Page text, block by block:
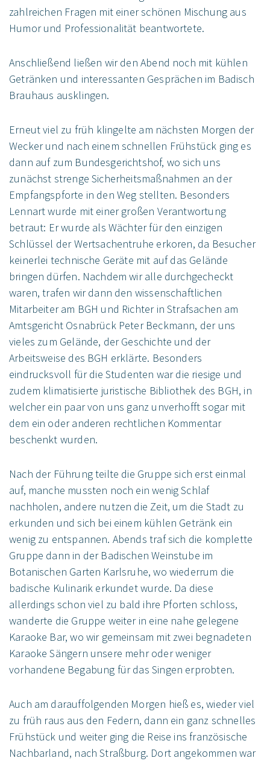
zahlreichen Fragen mit einer schönen Mischung aus
Humor und Professionalität beantwortete.
Anschließend ließen wir den Abend noch mit kühlen
Getränken und interessanten Gesprächen im Badisch
Brauhaus ausklingen.
Erneut viel zu früh klingelte am nächsten Morgen der
Wecker und nach einem schnellen Frühstück ging es
dann auf zum Bundesgerichtshof, wo sich uns
zunächst strenge Sicherheitsmaßnahmen an der
Empfangspforte in den Weg stellten. Besonders
Lennart wurde mit einer großen Verantwortung
betraut: Er wurde als Wächter für den einzigen
Schlüssel der Wertsachentruhe erkoren, da Besucher
keinerlei technische Geräte mit auf das Gelände
bringen dürfen. Nachdem wir alle durchgecheckt
waren, trafen wir dann den wissenschaftlichen
Mitarbeiter am BGH und Richter in Strafsachen am
Amtsgericht Osnabrück Peter Beckmann, der uns
vieles zum Gelände, der Geschichte und der
Arbeitsweise des BGH erklärte. Besonders
eindrucksvoll für die Studenten war die riesige und
zudem klimatisierte juristische Bibliothek des BGH, in
welcher ein paar von uns ganz unverhofft sogar mit
dem ein oder anderen rechtlichen Kommentar
beschenkt wurden.
Nach der Führung teilte die Gruppe sich erst einmal
auf, manche mussten noch ein wenig Schlaf
nachholen, andere nutzen die Zeit, um die Stadt zu
erkunden und sich bei einem kühlen Getränk ein
wenig zu entspannen. Abends traf sich die komplette
Gruppe dann in der Badischen Weinstube im
Botanischen Garten Karlsruhe, wo wiederrum die
badische Kulinarik erkundet wurde. Da diese
allerdings schon viel zu bald ihre Pforten schloss,
wanderte die Gruppe weiter in eine nahe gelegene
Karaoke Bar, wo wir gemeinsam mit zwei begnadeten
Karaoke Sängern unsere mehr oder weniger
vorhandene Begabung für das Singen erprobten.
Auch am darauffolgenden Morgen hieß es, wieder viel
zu früh raus aus den Federn, dann ein ganz schnelles
Frühstück und weiter ging die Reise ins französische
Nachbarland, nach Straßburg. Dort angekommen war